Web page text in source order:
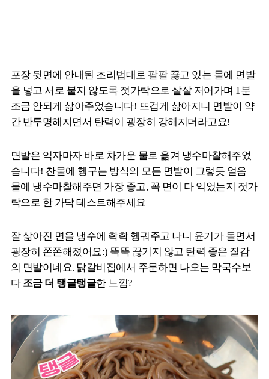
포장 뒷면에 안내된 조리법대로 팔팔 끓고 있는 물에 면발
을 넣고 서로 붙지 않도록 젓가락으로 살살 저어가며 1분
조금 안되게 삶아주었습니다! 뜨겁게 삶아지니 면발이 약
간 반투명해지면서 탄력이 굉장히 강해지더라고요!
면발은 익자마자 바로 차가운 물로 옮겨 냉수마찰해주었
습니다! 찬물에 헹구는 방식의 모든 면발이 그렇듯 얼음
물에 냉수마찰해주면 가장 좋고, 꼭 면이 다 익었는지 젓가
락으로 한 가닥 테스트해주세요
잘 삶아진 면을 냉수에 촥촥 헹궈주고 나니 윤기가 돌면서
굉장히 쫀쫀해졌어요:) 뚝뚝 끊기지 않고 탄력 좋은 질감
의 면발이네요. 닭갈비집에서 주문하면 나오는 막국수보
다 조금 더 탱글탱글한 느낌?